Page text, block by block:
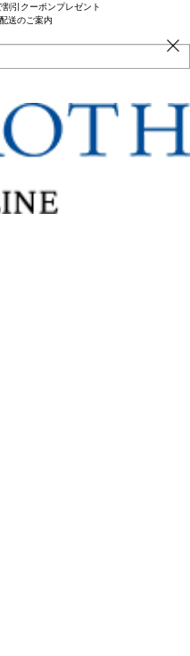
引クーポンプレゼント
送のご案内